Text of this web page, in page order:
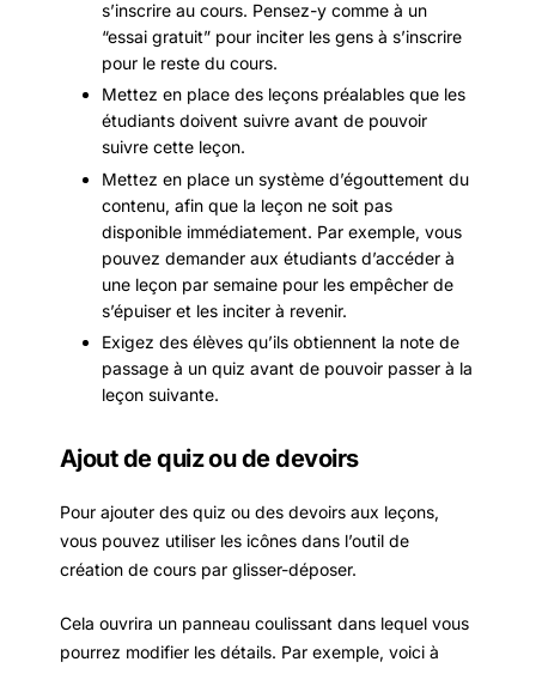
s’inscrire au cours. Pensez-y comme à un
“essai gratuit” pour inciter les gens à s’inscrire
pour le reste du cours.
Mettez en place des leçons préalables que les
étudiants doivent suivre avant de pouvoir
suivre cette leçon.
Mettez en place un système d’égouttement du
contenu, afin que la leçon ne soit pas
disponible immédiatement. Par exemple, vous
pouvez demander aux étudiants d’accéder à
une leçon par semaine pour les empêcher de
s’épuiser et les inciter à revenir.
Exigez des élèves qu’ils obtiennent la note de
passage à un quiz avant de pouvoir passer à la
leçon suivante.
Ajout de quiz ou de devoirs
Pour ajouter des quiz ou des devoirs aux leçons,
vous pouvez utiliser les icônes dans l’outil de
création de cours par glisser-déposer.
Cela ouvrira un panneau coulissant dans lequel vous
pourrez modifier les détails. Par exemple, voici à